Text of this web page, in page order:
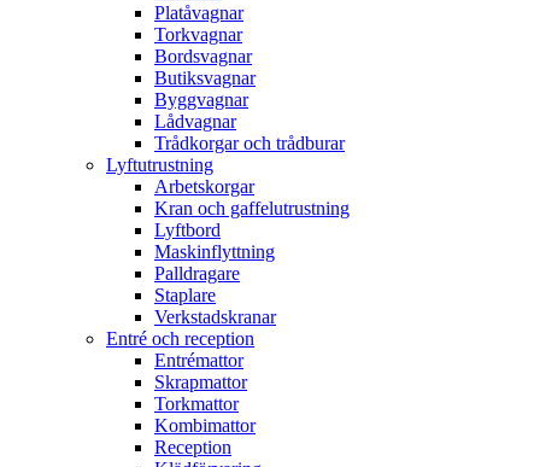
Platåvagnar
Torkvagnar
Bordsvagnar
Butiksvagnar
Byggvagnar
Lådvagnar
Trådkorgar och trådburar
Lyftutrustning
Arbetskorgar
Kran och gaffelutrustning
Lyftbord
Maskinflyttning
Palldragare
Staplare
Verkstadskranar
Entré och reception
Entrémattor
Skrapmattor
Torkmattor
Kombimattor
Reception